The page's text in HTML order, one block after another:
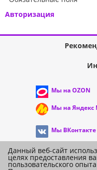
Авторизация
Мы на OZON
Мы на Яндекс
Мы ВКонтакте
Мы в Telegram
г. Москва,
Данный веб-сайт
целях предоставления
пользовательского